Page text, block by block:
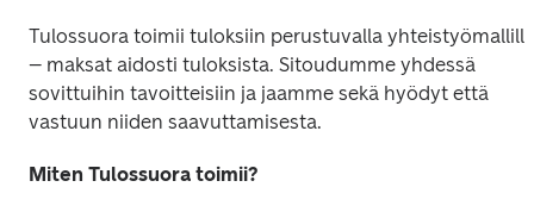
Tulossuora toimii tuloksiin perustuvalla yhteistyömallilla
– maksat aidosti tuloksista. Sitoudumme yhdessä
sovittuihin tavoitteisiin ja jaamme sekä hyödyt että
vastuun niiden saavuttamisesta.
Miten Tulossuora toimii?